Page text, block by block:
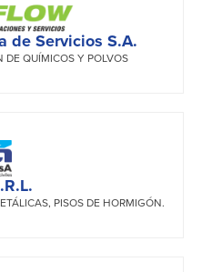
de Servicios S.A.
DE QUÍMICOS Y POLVOS
PISOS DE HORMIGÓN.